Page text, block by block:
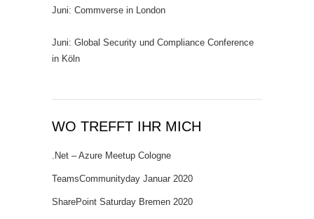
Juni: Commverse in London
Juni: Global Security und Compliance Conference
in Köln
WO TREFFT IHR MICH
.Net – Azure Meetup Cologne
TeamsCommunityday Januar 2020
SharePoint Saturday Bremen 2020